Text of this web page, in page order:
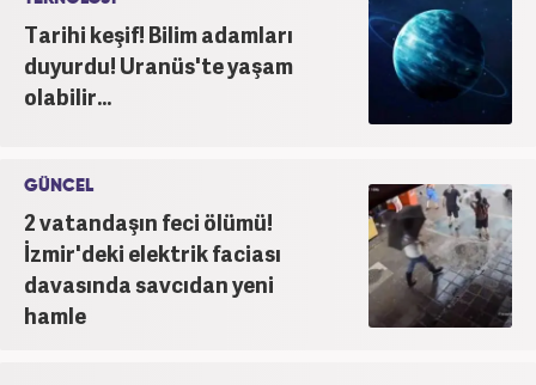
Tarihi keşif! Bilim adamları
duyurdu! Uranüs'te yaşam
olabilir...
GÜNCEL
2 vatandaşın feci ölümü!
İzmir'deki elektrik faciası
davasında savcıdan yeni
hamle